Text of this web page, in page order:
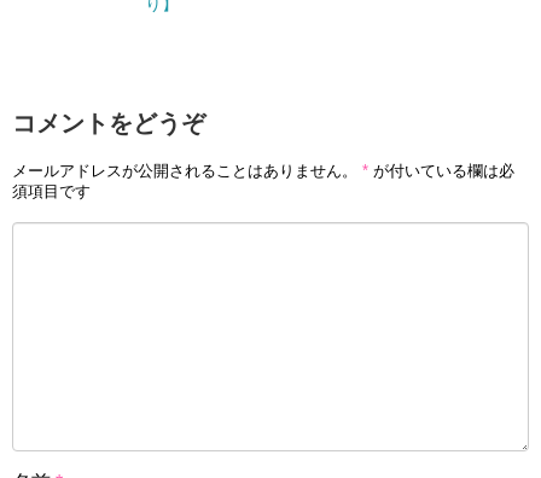
コメントをどうぞ
メールアドレスが公開されることはありません。 * が付いている欄は必
須項目です